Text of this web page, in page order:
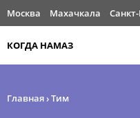
Москва Махачкала
КОГДА НАМАЗ
Главная›Тим